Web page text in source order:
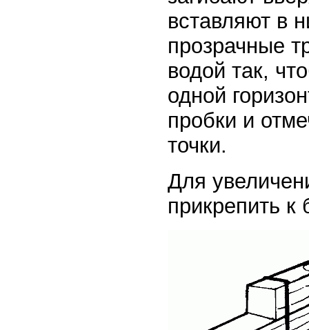
вставляют в
прозрачные
водой так,
одной
пробки и
точки.
Для
прикрепить